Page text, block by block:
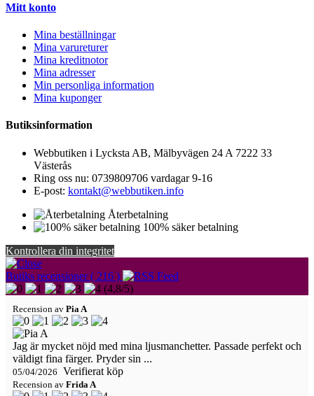
Mitt konto
Mina beställningar
Mina varureturer
Mina kreditnotor
Mina adresser
Min personliga information
Mina kuponger
Butiksinformation
Webbutiken i Lycksta AB, Mälbyvägen 24 A 7222 33
Västerås
Ring oss nu: 0739809706 vardagar 9-16
E-post: kontakt@webbutiken.info
Återbetalning
100% säker betalning
Kontrollera din integritet
Butiks recensioner ( 216 )
(4,8/5)
Recension av Pia A
Jag är mycket nöjd med mina ljusmanchetter. Passade perfekt och
väldigt fina färger. Pryder sin ...
05/04/2026 Verifierat köp
Recension av Frida A